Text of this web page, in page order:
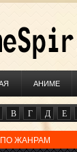
АНИМЕ
В Г Д Е
ЖАНРАМ